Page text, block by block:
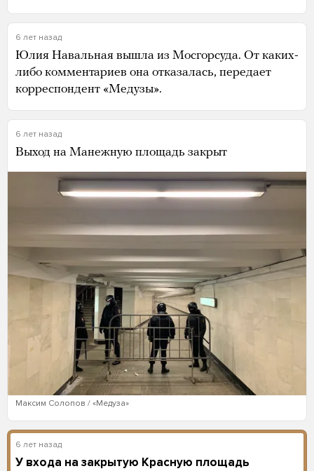
6 лет назад
Юлия Навальная вышла из Мосгорсуда. От каких-
либо комментариев она отказалась, передает
корреспондент «Медузы».
6 лет назад
Выход на Манежную площадь закрыт
Максим Солопов / «Медуза»
6 лет назад
У входа на закрытую Красную площадь